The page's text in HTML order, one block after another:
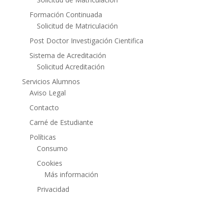
Formación Continuada
Solicitud de Matriculación
Post Doctor Investigación Cientifica
Sistema de Acreditación
Solicitud Acreditación
Servicios Alumnos
Aviso Legal
Contacto
Carné de Estudiante
Políticas
Consumo
Cookies
Más información
Privacidad